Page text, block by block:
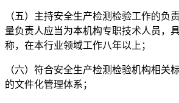
（五）主持安全生产检测检验工作的负
量负责人应当为本机构专职技术人员，
称，在本行业领域工作八年以上；
（六）符合安全生产检测检验机构相关
的文件化管理体系；